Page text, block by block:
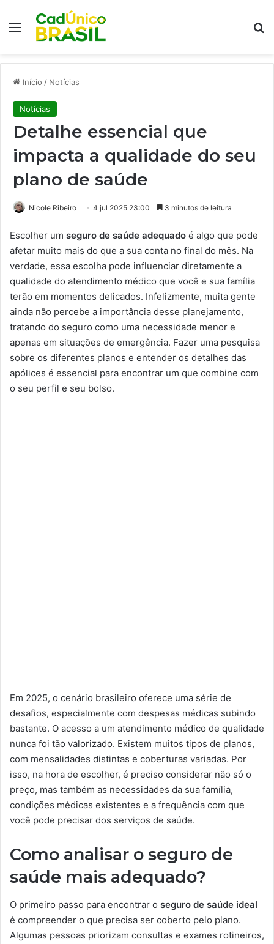
Menu
Início / Notícias
Notícias
Detalhe essencial que
impacta a qualidade do seu
plano de saúde
Nicole Ribeiro 4 jul 2025 23:00 3 minutos de leitura
Escolher um seguro de saúde adequado é algo que pode
afetar muito mais do que a sua conta no final do mês. Na
verdade, essa escolha pode influenciar diretamente a
qualidade do atendimento médico que você e sua família
terão em momentos delicados. Infelizmente, muita gente
ainda não percebe a importância desse planejamento,
tratando do seguro como uma necessidade menor e
apenas em situações de emergência. Fazer uma pesquisa
sobre os diferentes planos e entender os detalhes das
apólices é essencial para encontrar um que combine com
o seu perfil e seu bolso.
Em 2025, o cenário brasileiro oferece uma série de
desafios, especialmente com despesas médicas subindo
bastante. O acesso a um atendimento médico de qualidade
nunca foi tão valorizado. Existem muitos tipos de planos,
com mensalidades distintas e coberturas variadas. Por
isso, na hora de escolher, é preciso considerar não só o
preço, mas também as necessidades da sua família,
condições médicas existentes e a frequência com que
você pode precisar dos serviços de saúde.
Como analisar o seguro de
saúde mais adequado?
O primeiro passo para encontrar o seguro de saúde ideal
é compreender o que precisa ser coberto pelo plano.
Algumas pessoas priorizam consultas e exames rotineiros,